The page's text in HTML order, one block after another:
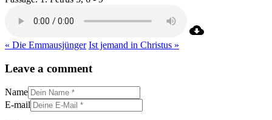
« Die Emmausjünger Ist jemand in Christus »
Leave a comment
Name
E-mail